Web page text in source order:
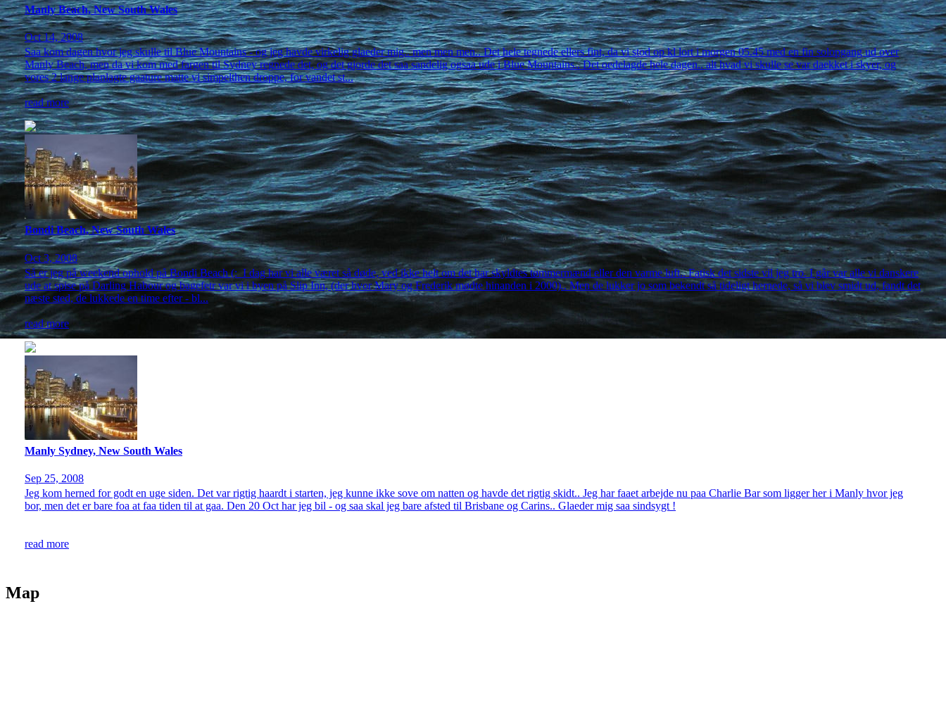
Manly Beach, New South Wales
Oct 14, 2008
Saa kom dagen hvor jeg skulle til Blue Mountains - og jeg havde virkelig glaeder mig.. men men men.. Det hele tegnede ellers fint, da vi stod op kl lort i morgen 05.45 med en fin solopgang ud over
Manly Beach, men da vi kom med fargen til Sydney regnede det, og det gjorde det saa sandelig ogsaa ude i Blue Mountains.. Det oedelagde hele dagen.. alt hvad vi skulle se var daekket i skyer, og
vores 2 lange planlagte gaature matte vi simpelthen droppe, for vandet st...
read more
Bondi Beach, New South Wales
Oct 3, 2008
Så er jeg på weekend ophold på Bondi Beach (: I dag har vi alle været så døde, ved ikke helt om det har skyldtes tømmermænd eller den varme luft.. Fatisk det sidste vil jeg tro. I går var alle vi danskere
ude at spise på Darling Habour og bagefetr var vi i byen på Slip Inn, (der hvor Mary og Frederik mødte hinanden i 2000).. Men de lukker jo som bekendt så tideligt hernede, så vi blev smidt ud, fandt det
næste sted, de lukkede en time efter - bl...
read more
Manly Sydney, New South Wales
Sep 25, 2008
Jeg kom herned for godt en uge siden. Det var rigtig haardt i starten, jeg kunne ikke sove om natten og havde det rigtig skidt.. Jeg har faaet arbejde nu paa Charlie Bar som ligger her i Manly hvor jeg
bor, men det er bare foa at faa tiden til at gaa. Den 20 Oct har jeg bil - og saa skal jeg bare afsted til Brisbane og Carins.. Glaeder mig saa sindsygt !
read more
Map